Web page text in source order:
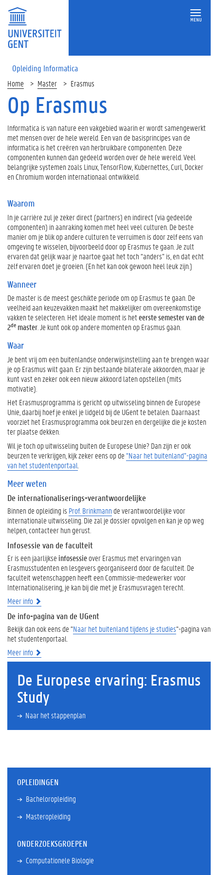
MENU
Opleiding Informatica
Home Master Erasmus
Op Erasmus
Informatica is van nature een vakgebied waarin er wordt samengewerkt
met mensen over de hele wereld. Een van de basisprincipes van de
informatica is het creëren van herbruikbare componenten. Deze
componenten kunnen dan gedeeld worden over de hele wereld. Veel
belangrijke systemen zoals Linux, TensorFlow, Kubernettes, Curl, Docker
en Chromium worden internationaal ontwikkeld.
Waarom
In je carrière zul je zeker direct (partners) en indirect (via gedeelde
componenten) in aanraking komen met heel veel culturen. De beste
manier om je blik op andere culturen te verruimen is door zelf eens van
omgeving te wisselen, bijvoorbeeld door op Erasmus te gaan. Je zult
ervaren dat gelijk waar je naartoe gaat het toch “anders” is, en dat echt
zelf ervaren doet je groeien. (En het kan ook gewoon heel leuk zijn.)
Wanneer
De master is de meest geschikte periode om op Erasmus te gaan. De
veelheid aan keuzevakken maakt het makkelijker om overeenkomstige
vakken te selecteren. Het ideale moment is heteerste semester van de
2de master . Je kunt ook op andere momenten op Erasmus gaan.
Waar
Je bent vrij om een buitenlandse onderwijsinstelling aan te brengen waar
je op Erasmus wilt gaan. Er zijn bestaande bilaterale akkoorden, maar je
kunt vast en zeker ook een nieuw akkoord laten opstellen (mits
motivatie).
Het Erasmusprogramma is gericht op uitwisseling binnen de Europese
Unie, daarbij hoef je enkel je lidgeld bij de UGent te betalen. Daarnaast
voorziet het Erasmusprogramma ook beurzen en dergelijke die je kosten
ter plaatse dekken.
Wil je toch op uitwisseling buiten de Europese Unie? Dan zijn er ook
beurzen te verkrijgen, kijk zeker eens op de“Naar het buitenland”-pagina
van het studentenportaal
Meer weten
De internationaliserings-verantwoordelijke
Binnen de opleiding is Prof. Brinkmann de verantwoordelijke voor
internationale uitwisseling. Die zal je dossier opvolgen en kan je op weg
helpen, contacteer hun gerust.
Infosessie van de faculteit
Er is een jaarlijkse infosessieover Erasmus met ervaringen van
Erasmusstudenten en lesgevers georganiseerd door de faculteit. De
faculteit wetenschappen heeft een Commissie-medewerker voor
Internationalisering, je kan bij die met je Erasmusvragen terecht.
Meer info
De info-pagina van de UGent
Bekijk dan ook eens de “Naar het buitenland tijdens je studies“-pagina van
het studentenportaal.
Meer info
De Europese ervaring: Erasmus
Study
Naar het stappenplan
OPLEIDINGEN
Bacheloropleiding
Masteropleiding
ONDERZOEKSGROEPEN
Computationele Biologie